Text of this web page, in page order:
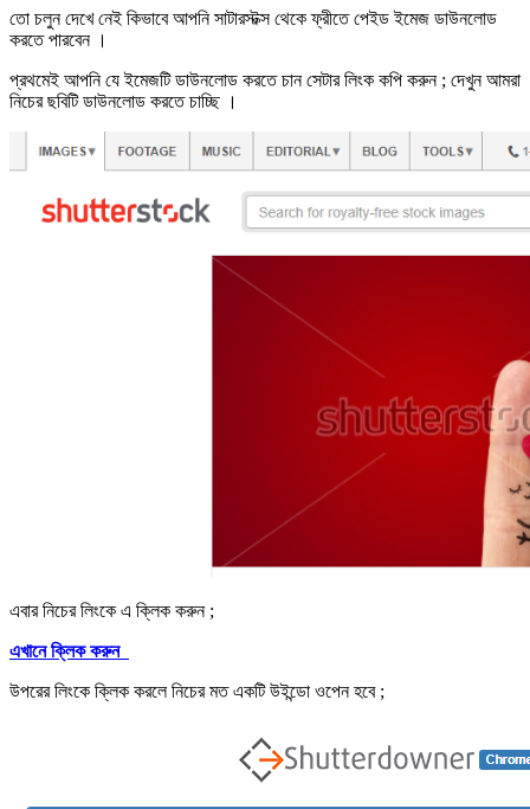
তো চলুন দেখে নেই কিভাবে আপনি সাটারস্টক্স থেকে ফ্রীতে পেইড ইমেজ ডাউনলোড
করতে পারবেন ।
প্রথমেই আপনি যে ইমেজটি ডাউনলোড করতে চান সেটার লিংক কপি করুন ; দেখুন আমরা
নিচের ছবিটি ডাউনলোড করতে চাচ্ছি ।
এবার নিচের লিংকে এ ক্লিক করুন ;
এখানে ক্লিক করুন
উপরের লিংকে ক্লিক করলে নিচের মত একটি উইন্ডো ওপেন হবে ;